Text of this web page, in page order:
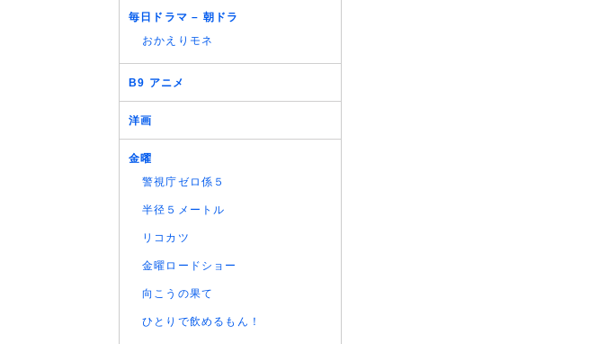
毎日ドラマ – 朝ドラ
おかえりモネ
B9 アニメ
洋画
金曜
警視庁ゼロ係５
半径５メートル
リコカツ
金曜ロードショー
向こうの果て
ひとりで飲めるもん！